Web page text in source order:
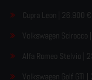
Cupra Leon | 26.900 €
Volkswagen Scirocco
Alfa Romeo Stelvio |
Volkswagen Golf GTI